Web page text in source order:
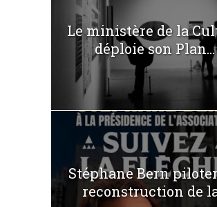
Le ministère de la
déploie son Plan...
Stéphane Bern
reconstruction de